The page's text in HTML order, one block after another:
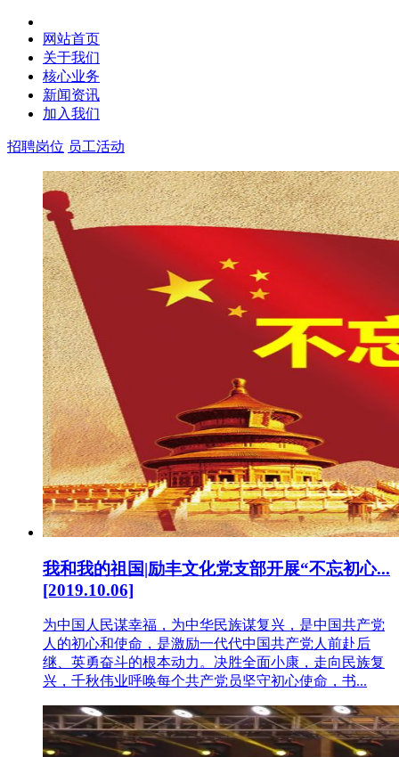
网站首页
关于我们
核心业务
新闻资讯
加入我们
招聘岗位 员工活动
我和我的祖国|励丰文化党支部开展“不忘初心...
[2019.10.06]
为中国人民谋幸福，为中华民族谋复兴，是中国共产党
人的初心和使命，是激励一代代中国共产党人前赴后
继、英勇奋斗的根本动力。决胜全面小康，走向民族复
兴，千秋伟业呼唤每个共产党员坚守初心使命，书...